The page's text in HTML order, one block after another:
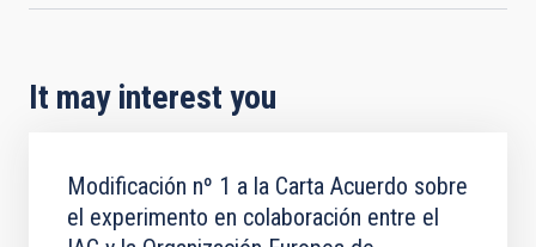
It may interest you
Modificación nº 1 a la Carta Acuerdo sobre
el experimento en colaboración entre el